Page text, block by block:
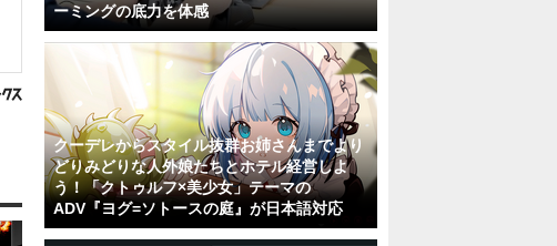
ーミングの底力を体感
クーデレからスタイル抜群お姉さんまでより
どりみどりな人外娘たちとホテル経営しよ
う！「クトゥルフ×美少女」テーマの
ADV『ヨグ=ソトースの庭』が日本語対応